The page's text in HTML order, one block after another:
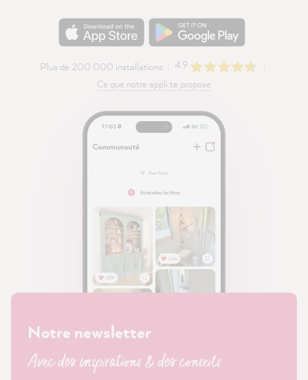
Plus de 200 000 installations
4.9
Ce que notre appli te propose
Notre newsletter
Avec des inspirations & des conseils